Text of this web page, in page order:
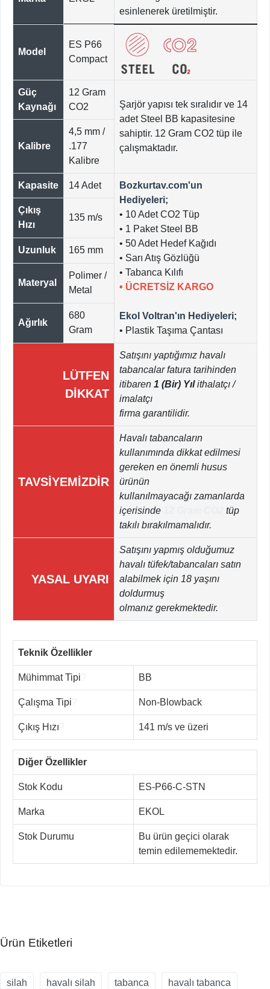
esinlenerek üretilmiştir.
Model
ES P66
Compact
Güç
Kaynağı
12 Gram
CO2
Şarjör yapısı tek sıralıdır ve 14
adet Steel BB kapasitesine
sahiptir. 12 Gram CO2 tüp ile
çalışmaktadır.
Kalibre
4,5 mm /
.177
Kalibre
Kapasite 14 Adet
Bozkurtav.com'un
Hediyeleri;
• 10 Adet CO2 Tüp
• 1 Paket Steel BB
• 50 Adet Hedef Kağıdı
• Sarı Atış Gözlüğü
• Tabanca Kılıfı
• ÜCRETSİZ KARGO
Ekol Voltran'ın Hediyeleri;
• Plastik Taşıma Çantası
Çıkış
Hızı
135 m/s
Uzunluk 165 mm
Materyal
Polimer /
Metal
Ağırlık
680
Gram
LÜTFEN
DİKKAT
Satışını yaptığımız havalı
tabancalar fatura tarihinden
itibaren 1 (Bir) Yılithalatçı /
imalatçı
firma garantilidir.
TAVSİYEMİZDİR
Havalı tabancaların
kullanımında dikkat edilmesi
gereken en önemli husus
ürünün
kullanılmayacağı zamanlarda
içerisinde
tüp
takılı bırakılmamalıdır.
YASAL UYARI
Satışını yapmış olduğumuz
havalı tüfek/tabancaları satın
alabilmek için 18 yaşını
doldurmuş
olmanız gerekmektedir.
Teknik Özellikler
Mühimmat Tipi BB
Çalışma Tipi Non-Blowback
Çıkış Hızı 141 m/s ve üzeri
Diğer Özellikler
Stok Kodu ES-P66-C-STN
Marka EKOL
Stok Durumu
Bu ürün geçici olarak
temin edilememektedir.
Ürün Etiketleri
silah havalı silah tabanca havalı tabanca